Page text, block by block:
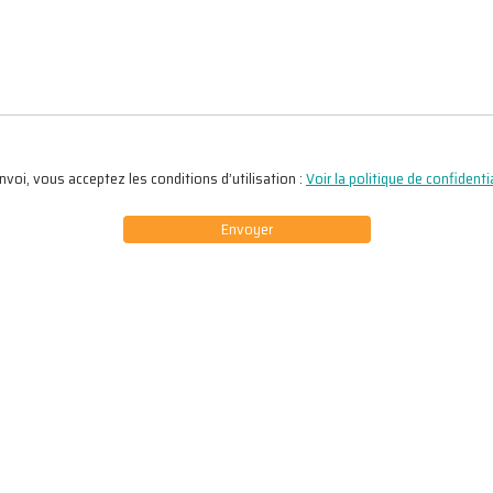
vous acceptez les conditions d’utilisation :Voir la politique de